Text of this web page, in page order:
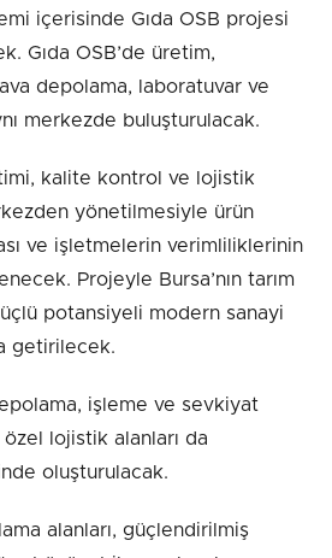
içerisinde Gıda OSB projesi
Gıda OSB’de üretim,
depolama, laboratuvar ve
merkezde buluşturulacak.
kalite kontrol ve lojistik
yönetilmesiyle ürün
ve işletmelerin verimliliklerinin
Projeyle Bursa’nın tarım
potansiyeli modern sanayi
getirilecek.
işleme ve sevkiyat
lojistik alanları da
oluşturulacak.
alanları, güçlendirilmiş